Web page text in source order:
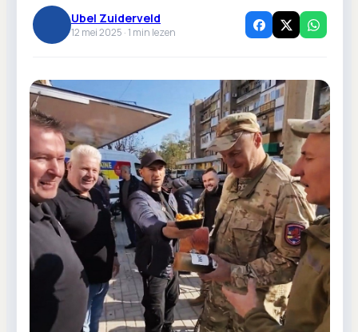
Ubel Zuiderveld
12 mei 2025 ·1 min lezen